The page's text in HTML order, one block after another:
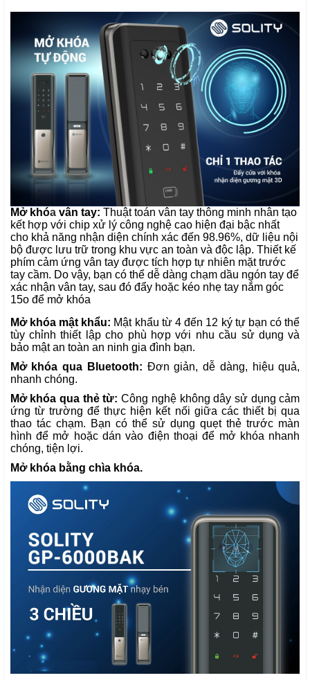
Mở khóavân tay: Thuật toán vân tay thông minh nhân tạo
kết hợp với chip xử lý công nghệ cao hiện đại bậc nhất
cho khả năng nhận diện chính xác đến 98.96%, dữ liệu nội
bộ được lưu trữ trong khu vực an toàn và độc lập. Thiết kế
phím cảm ứng vân tay được tích hợp tự nhiên mặt trước
tay cầm. Do vậy, bạn có thể dễ dàng chạm dầu ngón tay để
xác nhận vân tay, sau đó đẩy hoặc kéo nhẹ tay nắm góc
15o để mở khóa
Mở khóa mật khẩu: Mật khẩu từ 4 đến 12 ký tự bạn có thể
tùy chỉnh thiết lập cho phù hợp với nhu cầu sử dụng và
bảo mật an toàn an ninh gia đình bạn.
Mở khóa qua Bluetooth: Đơn giản, dễ dàng, hiệu quả,
nhanh chóng.
Mở khóa qua thẻ từ: Công nghệ không dây sử dụng cảm
ứng từ trường để thực hiện kết nối giữa các thiết bị qua
thao tác chạm. Bạn có thể sử dụng quẹt thẻ trước màn
hình để mở hoặc dán vào điện thoại để mở khóa nhanh
chóng, tiện lợi.
Mở khóa bằng chìa khóa.